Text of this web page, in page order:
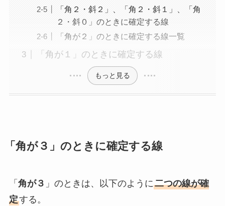
「角２・斜２」、「角２・斜１」、「角
２・斜０」のときに確定する線
「角が２」のときに確定する線一覧
「角が１」のときに確定する線
もっと見る
「角が３」のときに確定する線
「 角が３ 」のときは、以下のように二つの線が確
定する。